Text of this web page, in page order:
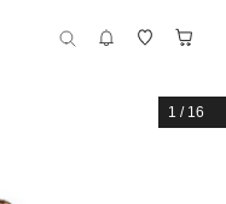
1 / 16